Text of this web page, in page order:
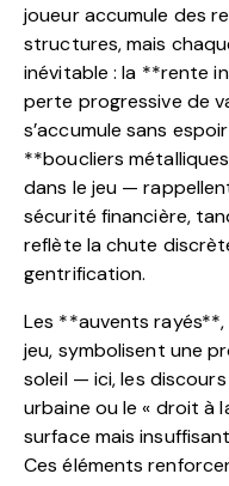
joueur accumule des
structures, mais
inévitable : la **rente
perte progressive de
s’accumule sans
**boucliers
dans le jeu —
sécurité financière,
reflète la chute
gentrification.
Les **auvents
jeu, symbolisent une
soleil — ici, les
urbaine ou le « droit à
surface mais
Ces éléments